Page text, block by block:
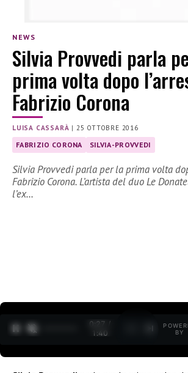
NEWS
Silvia Provvedi parla
prima volta dopo
Fabrizio Corona
LUISA CASSARÀ | 25 OTTOBRE 2016
FABRIZIO CORONA SILVIA-PROVVEDI
Silvia Provvedi parla per la prima volta
Fabrizio Corona. L’artista del duo Le
l’ex…
0:27 /
1:40
BY